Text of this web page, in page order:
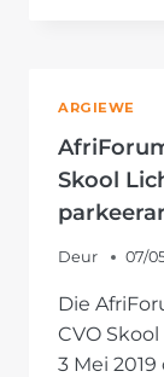
ARGIEWE
Skool
Deur 07/
Die
CVO
3 Mei